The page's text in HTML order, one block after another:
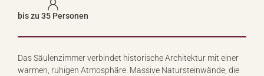
bis zu 35 Personen
Das Säulenzimmer verbindet historische Architektur mit einer
warmen, ruhigen Atmosphäre. Massive Natursteinwände, die